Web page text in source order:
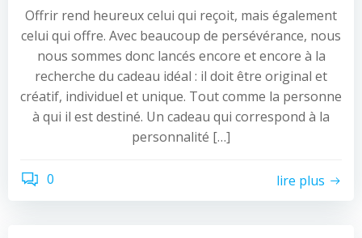
Offrir rend heureux celui qui reçoit, mais également
celui qui offre. Avec beaucoup de persévérance, nous
nous sommes donc lancés encore et encore à la
recherche du cadeau idéal : il doit être original et
créatif, individuel et unique. Tout comme la personne
à qui il est destiné. Un cadeau qui correspond à la
personnalité […]
0 lire plus